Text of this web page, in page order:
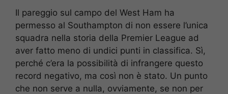
Il pareggio sul campo del West Ham ha
permesso al Southampton di non essere l’unica
squadra nella storia della Premier League ad
aver fatto meno di undici punti in classifica. Sì,
perché c’era la possibilità di infrangere questo
record negativo, ma così non è stato. Un punto
che non serve a nulla, ovviamente, se non per